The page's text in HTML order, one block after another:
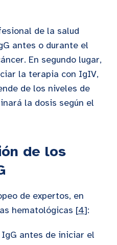
de la salud
antes o durante el
En segundo lugar,
la terapia con IgIV,
de los niveles de
la dosis según el
de los
de expertos, en
hematológicas [4]:
antes de iniciar el